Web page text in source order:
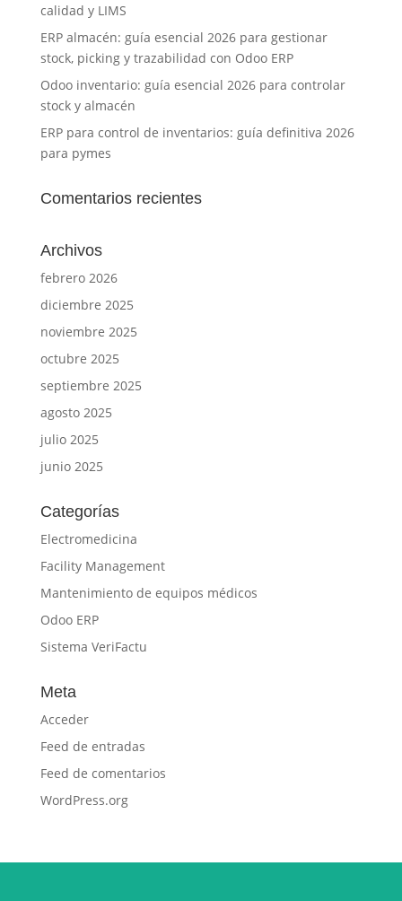
calidad y LIMS
ERP almacén: guía esencial 2026 para gestionar
stock, picking y trazabilidad con Odoo ERP
Odoo inventario: guía esencial 2026 para controlar
stock y almacén
ERP para control de inventarios: guía definitiva 2026
para pymes
Comentarios recientes
Archivos
febrero 2026
diciembre 2025
noviembre 2025
octubre 2025
septiembre 2025
agosto 2025
julio 2025
junio 2025
Categorías
Electromedicina
Facility Management
Mantenimiento de equipos médicos
Odoo ERP
Sistema VeriFactu
Meta
Acceder
Feed de entradas
Feed de comentarios
WordPress.org